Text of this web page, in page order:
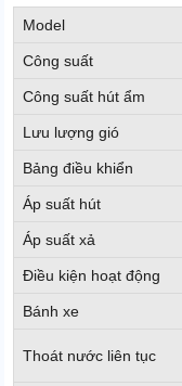
Model
Công suất
Công suất hút ẩm
Lưu lượng gió
Bảng điều khiển
Áp suất hút
Áp suất xả
Điều kiện hoạt động
Bánh xe
Thoát nước liên tục